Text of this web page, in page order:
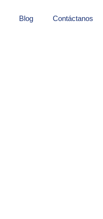
Blog Contáctanos